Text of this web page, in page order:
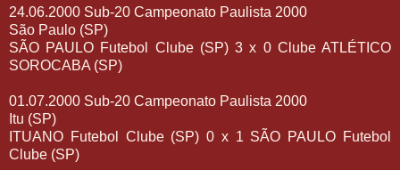
24.06.2000 Sub-20 Campeonato Paulista 2000
São Paulo (SP)
SÃO PAULO Futebol Clube (SP) 3 x 0 Clube ATLÉTICO
SOROCABA (SP)
01.07.2000 Sub-20 Campeonato Paulista 2000
Itu (SP)
ITUANO Futebol Clube (SP) 0 x 1 SÃO PAULO Futebol
Clube (SP)